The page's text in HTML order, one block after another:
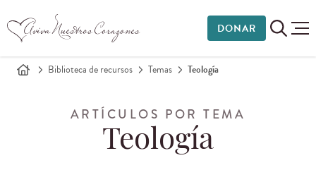
DONAR
Biblioteca de recursos Temas Teología
ARTÍCULOS POR TEMA
Teología